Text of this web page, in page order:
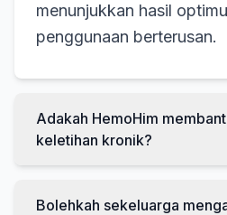
menunjukkan hasil
penggunaan berterusan.
Adakah HemoHim
keletihan kronik?
Bolehkah sekeluarga